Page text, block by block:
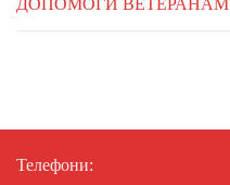
ДОПОМОГИ ВЕТЕРАНАМ
Телефони: